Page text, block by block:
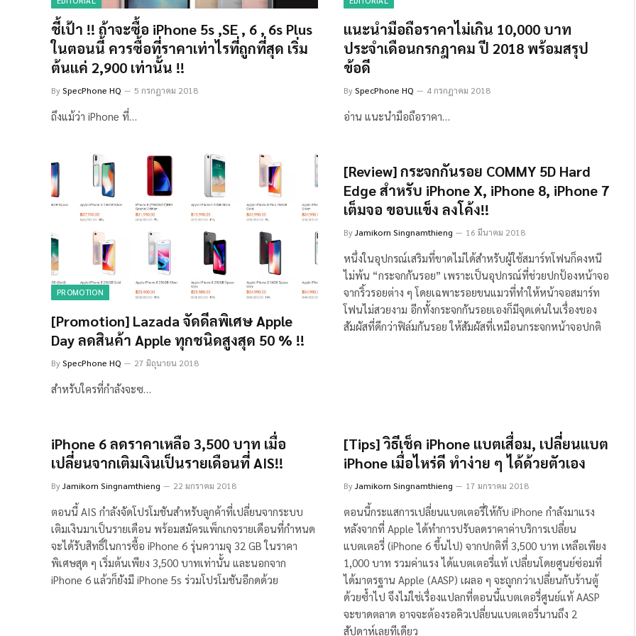
ชี้เป้า !! ถ้าจะซื้อ iPhone 5s ,SE , 6 , 6s Plus
ในตอนนี้ ควรซื้อที่ราคาเท่าไรที่ถูกที่สุด เริ่ม
ต้นแค่ 2,900 เท่านั้น !!
BySpecPhone HQ 5 กรกฎาคม 2018
ถึงแม้ว่า iPhone ที่…
แนะนำมือถือราคาไม่เกิน 10,000 บาท
ประจำเดือนกรกฎาคม ปี 2018 พร้อมสรุป
ข้อดี
BySpecPhone HQ 4 กรกฎาคม 2018
อ่าน แนะนำมือถือราคา…
PROMOTION
[Promotion] Lazada จัดดีลพิเศษ Apple
Day ลดสินค้า Apple ทุกชนิดสูงสุด 50 % !!
BySpecPhone HQ 27 มิถุนายน 2018
สำหรับใครที่กำลังจะซ…
[Review] กระจกกันรอย COMMY 5D Hard
Edge สำหรับ iPhone X, iPhone 8, iPhone 7
เต็มจอ ขอบแข็ง ลงโค้ง!!
ByJamikorn Singnamthieng 16 มีนาคม 2018
หนึ่งในอุปกรณ์เสริมที่ขาดไม่ได้สำหรับผู้ใช้สมาร์ทโฟนก็คงหนี
ไม่พ้น “กระจกกันรอย” เพราะเป็นอุปกรณ์ที่ช่วยปกป้องหน้าจอ
จากริ้วรอยต่าง ๆ โดยเฉพาะรอยขนแมวที่ทำให้หน้าจอสมาร์ท
โฟนไม่สวยงาม อีกทั้งกระจกกันรอยเองก็มีจุดเด่นในเรื่องของ
สัมผัสที่ดีกว่าฟิล์มกันรอย ให้สัมผัสที่เหมือนกระจกหน้าจอปกติ
iPhone 6 ลดราคาเหลือ 3,500 บาท เมื่อ
เปลี่ยนจากเติมเงินเป็นรายเดือนที่ AIS!!
ByJamikorn Singnamthieng 22 มกราคม 2018
ตอนนี้ AIS กำลังจัดโปรโมชันสำหรับลูกค้าที่เปลี่ยนจากระบบ
เติมเงินมาเป็นรายเดือน พร้อมสมัครแพ็กเกจรายเดือนที่กำหนด
จะได้รับสิทธิ์ในการซื้อ iPhone 6 รุ่นความจุ 32 GB ในราคา
พิเศษสุด ๆ เริ่มต้นเพียง 3,500 บาทเท่านั้น และนอกจาก
iPhone 6 แล้วก็ยังมี iPhone 5s ร่วมโปรโมชันอีกดด้วย
[Tips] วิธีเช็ค iPhone แบตเสื่อม, เปลี่ยนแบต
iPhone เมื่อไหร่ดี ทำง่าย ๆ ได้ด้วยตัวเอง
ByJamikorn Singnamthieng 17 มกราคม 2018
ตอนนี้กระแสการเปลี่ยนแบตเตอรี่ให้กับ iPhone กำลังมาแรง
หลังจากที่ Apple ได้ทำการปรับลดราคาค่าบริการเปลี่ยน
แบตเตอรี่ (iPhone 6 ขึ้นไป) จากปกติที่ 3,500 บาท เหลือเพียง
1,000 บาท รวมค่าแรง ได้แบตเตอรี่แท้ เปลี่ยนโดยศูนย์ซ่อมที่
ได้มาตรฐาน Apple (AASP) เผลอ ๆ จะถูกกว่าเปลี่ยนกับร้านตู้
ด้วยซ้ำไป จึงไม่ใช่เรื่องแปลกที่ตอนนี้แบตเตอรี่ศูนย์แท้ AASP
จะขาดตลาด อาจจะต้องรอคิวเปลี่ยนแบตเตอรี่นานถึง 2
สัปดาห์เลยทีเดียว